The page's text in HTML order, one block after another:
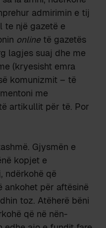
admirimin e tij
te një gazetë e
online të gazetës
lagjes suaj dhe me
(kryesisht emra
komunizmit – të
me
artikullit për të. Por
Gjysmën e
kopjet e
ndërkohë që
për aftësinë
toz. Atëherë bëni
që në nën-